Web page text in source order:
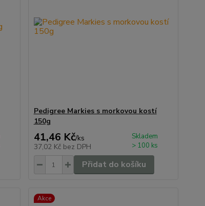
Pedigree Markies s morkovou kostí
150g
41,46 Kč/ks
37,02 Kč bez DPH
Skladem
> 100 ks
Přidat do košíku
Akce